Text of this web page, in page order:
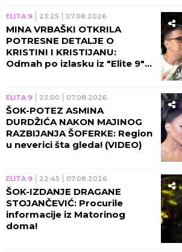
ELITA 9 23:25 07.08.2026
MINA VRBAŠKI OTKRILA
POTRESNE DETALJE O
KRISTINI I KRISTIJANU:
Odmah po izlasku iz "Elite 9"
ELITA 9 23:00 07.08.2026
ŠOK-POTEZ ASMINA
DURDŽIĆA NAKON MAJINOG
RAZBIJANJA ŠOFERKE: Region
u neverici šta gleda! (VIDEO)
ELITA 9 22:45 07.08.2026
ŠOK-IZDANJE DRAGANE
STOJANČEVIĆ: Procurile
informacije iz Matorinog
doma!